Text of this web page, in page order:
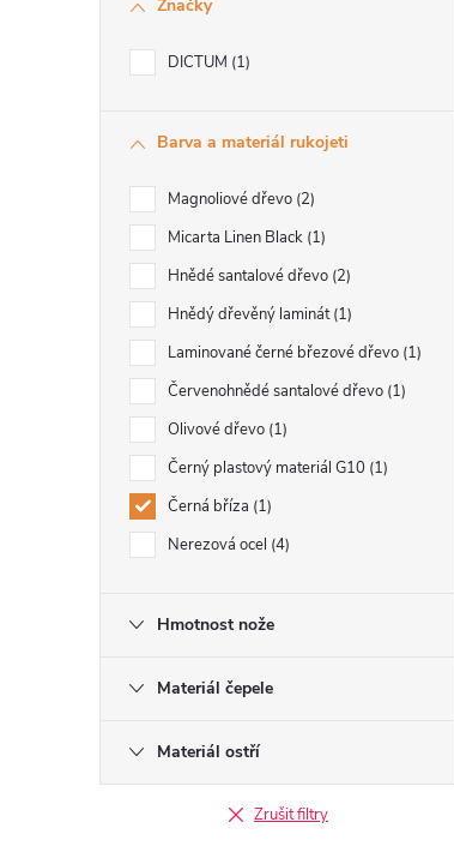
Značky
DICTUM 1
Barva a materiál rukojeti
Magnoliové dřevo 2
Micarta Linen Black 1
Hnědé santalové dřevo 2
Hnědý dřevěný laminát 1
Laminované černé březové dřevo 1
Červenohnědé santalové dřevo 1
Olivové dřevo 1
Černý plastový materiál G10 1
Černá bříza 1
Nerezová ocel 4
Hmotnost nože
Materiál čepele
Materiál ostří
Zrušit filtry